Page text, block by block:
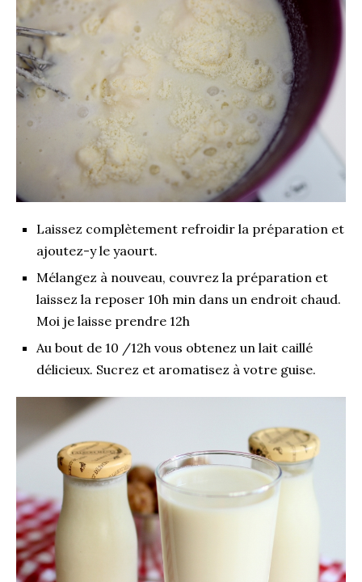
Laissez complètement refroidir la préparation et
ajoutez-y le yaourt.
Mélangez à nouveau, couvrez la préparation et
laissez la reposer 10h min dans un endroit chaud.
Moi je laisse prendre 12h
Au bout de 10 /12h vous obtenez un lait caillé
délicieux. Sucrez et aromatisez à votre guise.